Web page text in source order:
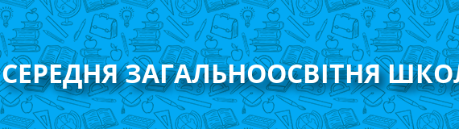
СЕРЕДНЯ ЗАГАЛЬНООСВІТНЯ